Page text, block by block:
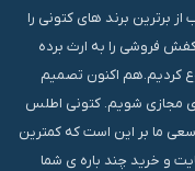
برترین برند های کتونی را
فروشی را به ارث برده
کردیم.هم اکنون تصمیم
مجازی شویم. کتونی اطلس
ما بر این است که کمترین
و خرید چند باره ی شما